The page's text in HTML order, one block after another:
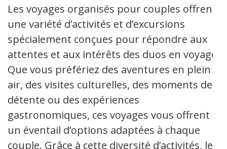
Les voyages organisés pour couples offrent
une variété d’activités et d’excursions
spécialement conçues pour répondre aux
attentes et aux intérêts des duos en voyage.
Que vous préfériez des aventures en plein
air, des visites culturelles, des moments de
détente ou des expériences
gastronomiques, ces voyages vous offrent
un éventail d’options adaptées à chaque
couple. Grâce à cette diversité d’activités, les